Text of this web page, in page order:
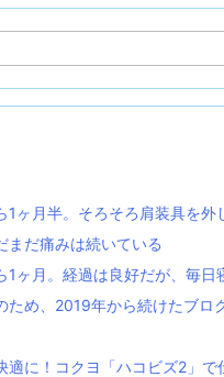
1ヶ月半。そろそろ肩装具を外
まだ痛みは続いている
1ヶ月。経過は良好だが、毎日
ため、2019年から続けたブロ
適に！コクヨ「ハコビズ2」で